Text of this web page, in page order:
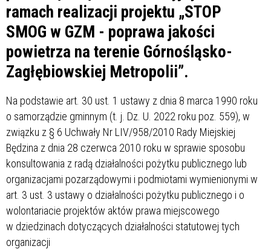
ramach realizacji projektu „STOP
SMOG w GZM - poprawa jakości
powietrza na terenie Górnośląsko-
Zagłębiowskiej Metropolii”.
Na podstawie art. 30 ust. 1 ustawy z dnia 8 marca 1990 roku
o samorządzie gminnym (t. j. Dz. U. 2022 roku poz. 559), w
związku z § 6 Uchwały Nr LIV/958/2010 Rady Miejskiej
Będzina z dnia 28 czerwca 2010 roku w sprawie sposobu
konsultowania z radą działalności pożytku publicznego lub
organizacjami pozarządowymi i podmiotami wymienionymi w
art. 3 ust. 3 ustawy o działalności pożytku publicznego i o
wolontariacie projektów aktów prawa miejscowego
w dziedzinach dotyczących działalności statutowej tych
organizacji